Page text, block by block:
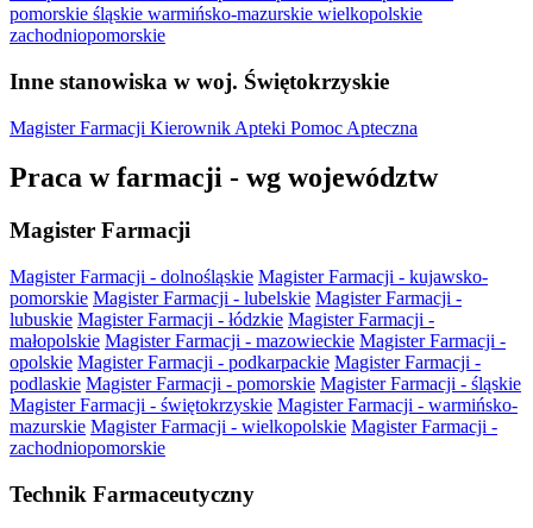
pomorskie śląskie warmińsko-mazurskie wielkopolskie
zachodniopomorskie
Inne stanowiska w woj. Świętokrzyskie
Magister Farmacji Kierownik Apteki Pomoc Apteczna
Praca w farmacji - wg województw
Magister Farmacji
Magister Farmacji - dolnośląskie Magister Farmacji - kujawsko-
pomorskie Magister Farmacji - lubelskie Magister Farmacji -
lubuskie Magister Farmacji - łódzkie Magister Farmacji -
małopolskie Magister Farmacji - mazowieckie Magister Farmacji -
opolskie Magister Farmacji - podkarpackie Magister Farmacji -
podlaskie Magister Farmacji - pomorskie Magister Farmacji - śląskie
Magister Farmacji - świętokrzyskie Magister Farmacji - warmińsko-
mazurskie Magister Farmacji - wielkopolskie Magister Farmacji -
zachodniopomorskie
Technik Farmaceutyczny